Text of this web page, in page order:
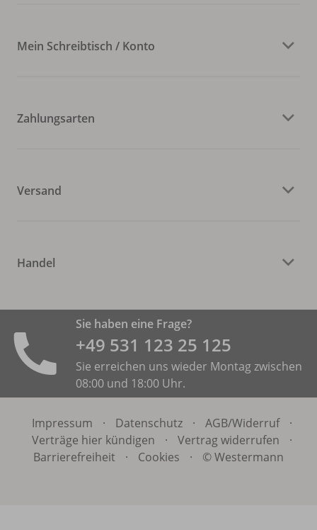
Mein Schreibtisch / Konto
Zahlungsarten
Versand
Handel
Sie haben eine Frage?
+49 531 ­123 25 125
Sie erreichen uns wieder Montag zwischen
08:00 und 18:00 Uhr.
Impressum · Datenschutz · AGB/Widerruf
·
Verträge hier kündigen
· Vertrag widerrufen
·
Barrierefreiheit
· Cookies · © Westermann